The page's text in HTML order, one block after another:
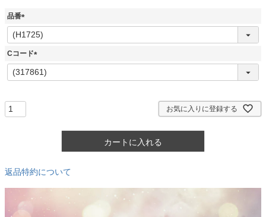
品番
(
必
須
Cコード
(
必
お気に入りに登録する
カートに入れる
返品特約について